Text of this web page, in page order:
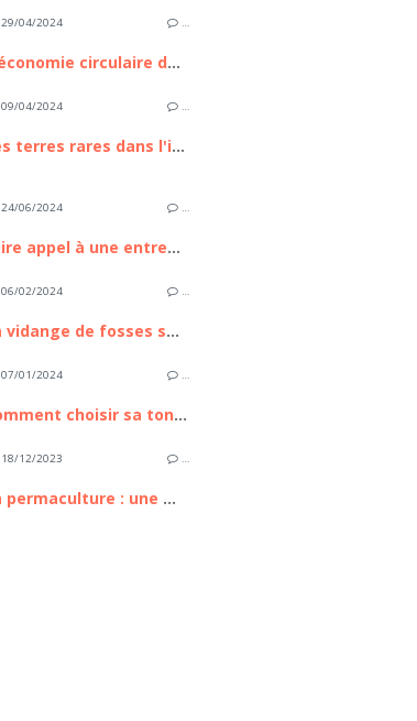
29/04/2024 …
L'économie circulaire dans la transition énergétique
09/04/2024 …
Les terres rares dans l'industrie de la High Tech
24/06/2024 …
Faire appel à une entreprise de débarras fiable à Marseille
06/02/2024 …
La vidange de fosses septiques : nos conseils en bref
07/01/2024 …
Comment choisir sa tondeuse à gazon ?
18/12/2023 …
La permaculture : une méthode durable pour jardiner